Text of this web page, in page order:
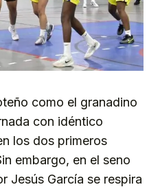
como el granadino
con idéntico
los dos primeros
embargo, en el seno
Jesús García se respira